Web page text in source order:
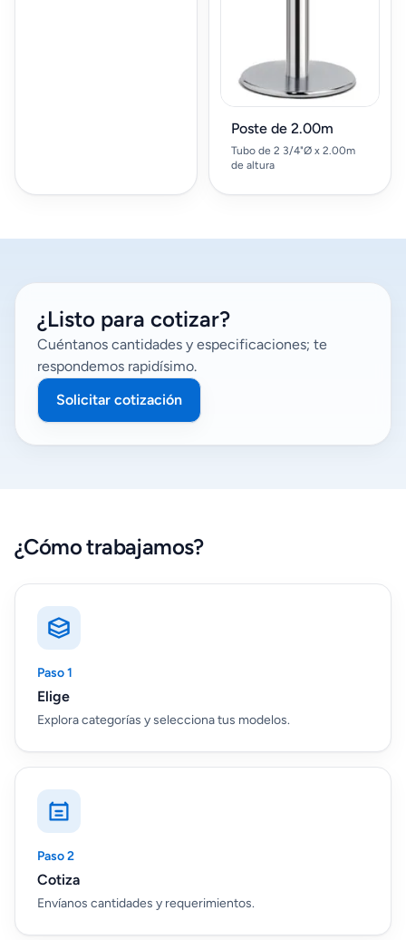
Poste de 2.00m
Tubo de 2 3/4"Ø x 2.00m
de altura
¿Listo para cotizar?
Cuéntanos cantidades y especificaciones; te
respondemos rapidísimo.
Solicitar cotización
¿Cómo trabajamos?
Paso 1
Elige
Explora categorías y selecciona tus modelos.
Paso 2
Cotiza
Envíanos cantidades y requerimientos.